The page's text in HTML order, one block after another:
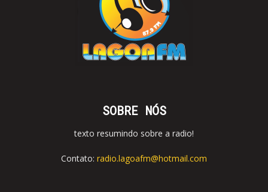
SOBRE NÓS
texto resumindo sobre a radio!
Contato: radio.lagoafm@hotmail.com